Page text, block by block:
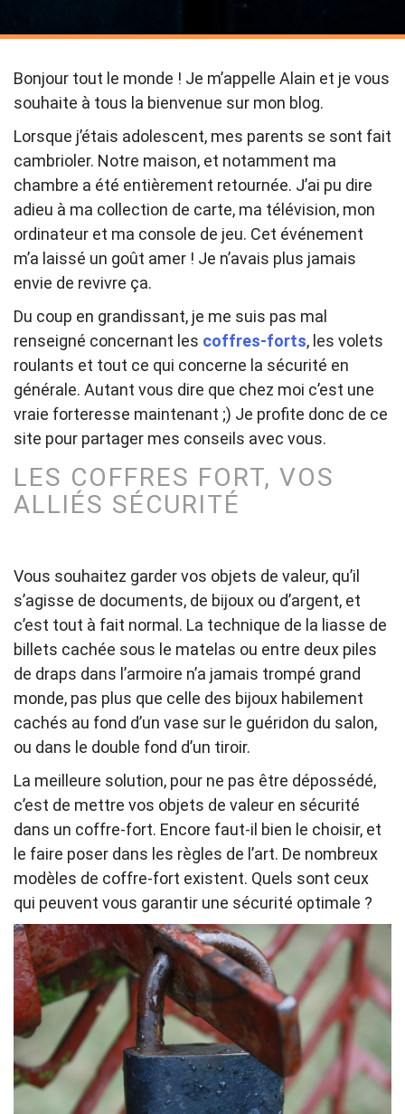
Bonjour tout le monde ! Je m’appelle Alain et je vous
souhaite à tous la bienvenue sur mon blog.
Lorsque j’étais adolescent, mes parents se sont fait
cambrioler. Notre maison, et notamment ma
chambre a été entièrement retournée. J’ai pu dire
adieu à ma collection de carte, ma télévision, mon
ordinateur et ma console de jeu. Cet événement
m’a laissé un goût amer ! Je n’avais plus jamais
envie de revivre ça.
Du coup en grandissant, je me suis pas mal
renseigné concernant les coffres-forts, les volets
roulants et tout ce qui concerne la sécurité en
générale. Autant vous dire que chez moi c’est une
vraie forteresse maintenant ;) Je profite donc de ce
site pour partager mes conseils avec vous.
LES COFFRES FORT, VOS
ALLIÉS SÉCURITÉ
Vous souhaitez garder vos objets de valeur, qu’il
s’agisse de documents, de bijoux ou d’argent, et
c’est tout à fait normal. La technique de la liasse de
billets cachée sous le matelas ou entre deux piles
de draps dans l’armoire n’a jamais trompé grand
monde, pas plus que celle des bijoux habilement
cachés au fond d’un vase sur le guéridon du salon,
ou dans le double fond d’un tiroir.
La meilleure solution, pour ne pas être dépossédé,
c’est de mettre vos objets de valeur en sécurité
dans un coffre-fort. Encore faut-il bien le choisir, et
le faire poser dans les règles de l’art. De nombreux
modèles de coffre-fort existent. Quels sont ceux
qui peuvent vous garantir une sécurité optimale ?